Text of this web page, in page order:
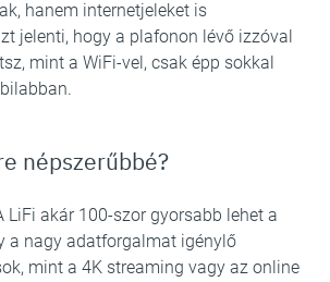
hanem internetjeleket is
jelenti, hogy a plafonon lévő izzóval
mint a WiFi-vel, csak épp sokkal
népszerűbbé?
LiFi akár 100-szor gyorsabb lehet a
a nagy adatforgalmat igénylő
mint a 4K streaming vagy az online